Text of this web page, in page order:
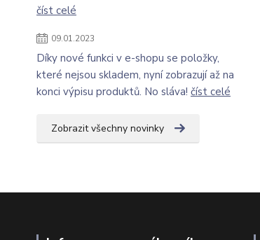
číst celé
09.01.2023
Díky nové funkci v e-shopu se položky,
které nejsou skladem, nyní zobrazují až na
konci výpisu produktů. No sláva! číst celé
Zobrazit všechny novinky